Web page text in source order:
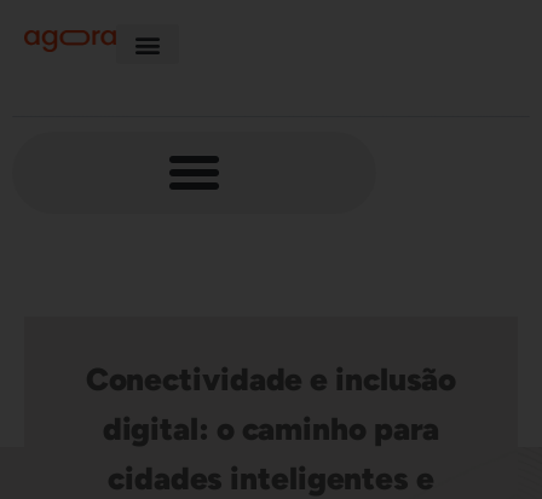
Conectividade e inclusão
digital: o caminho para
cidades inteligentes e